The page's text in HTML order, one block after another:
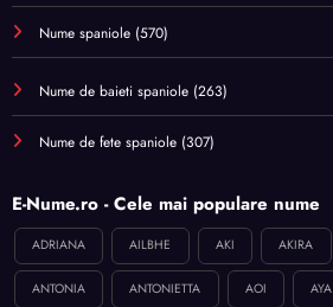
Nume spaniole (570)
Nume de baieti spaniole (263)
Nume de fete spaniole (307)
E-Nume.ro - Cele mai populare nume
ADRIANA AILBHE AKI AKIRA
ANTONIA ANTONIETTA AOI AYA